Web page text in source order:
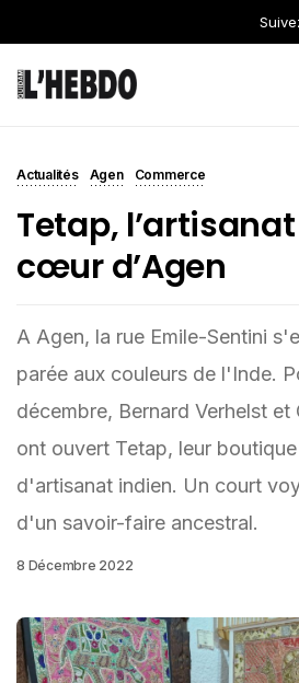
Actualités Agen Commerce
Tetap,
cœur d’Agen
A Agen, la rue Emile-Sentini
parée aux couleurs de l'Inde.
décembre, Bernard Verhelst et
ont ouvert Tetap, leur
d'artisanat indien. Un court
d'un savoir-faire ancestral.
8 Décembre 2022